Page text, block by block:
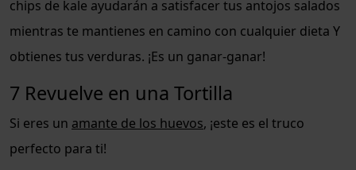
chips de kale ayudarán a satisfacer tus antojos salados
mientras te mantienes en camino con cualquier dieta Y
obtienes tus verduras. ¡Es un ganar-ganar!
7 Revuelve en una Tortilla
Si eres un amante de los huevos, ¡este es el truco
perfecto para ti!